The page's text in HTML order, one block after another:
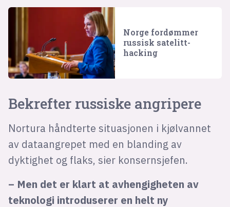
Norge fordømmer
russisk satelitt-
hacking
Bekrefter russiske angripere
Nortura håndterte situasjonen i kjølvannet
av dataangrepet med en blanding av
dyktighet og flaks, sier konsernsjefen.
– Men det er klart at avhengigheten av
teknologi introduserer en helt ny